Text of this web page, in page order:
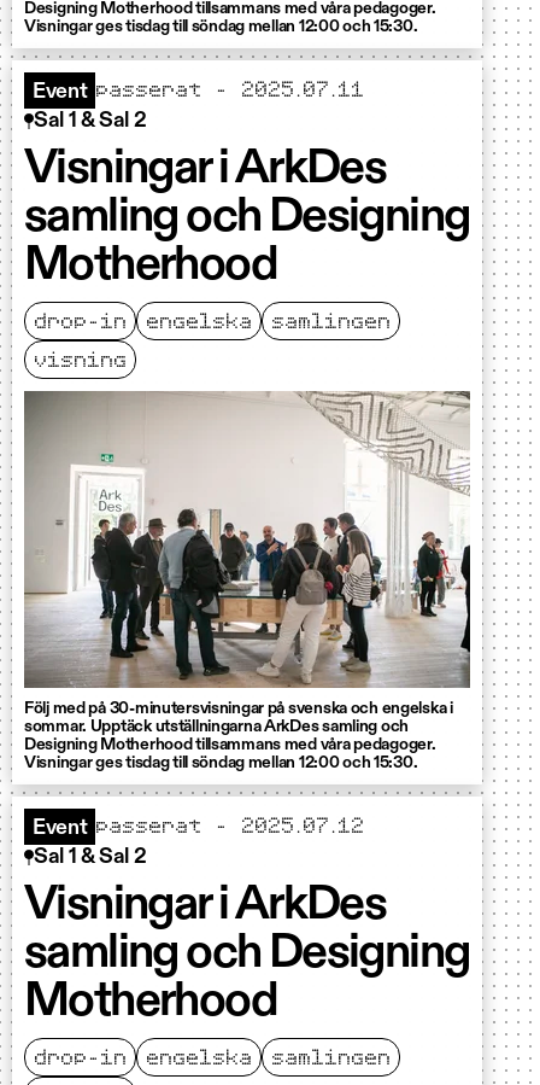
Designing Motherhood tillsammans med våra pedagoger.
Visningar ges tisdag till söndag mellan 12:00 och 15:30.
Event passerat - 2025.07.11
Sal 1 & Sal 2
Visningar i ArkDes
samling och Designing
Motherhood
drop-in engelska
samlingen
visning
Följ med på 30-minutersvisningar på svenska och engelska i
sommar. Upptäck utställningarna ArkDes samling och
Designing Motherhood tillsammans med våra pedagoger.
Visningar ges tisdag till söndag mellan 12:00 och 15:30.
Event passerat - 2025.07.12
Sal 1 & Sal 2
Visningar i ArkDes
samling och Designing
Motherhood
drop-in engelska
samlingen